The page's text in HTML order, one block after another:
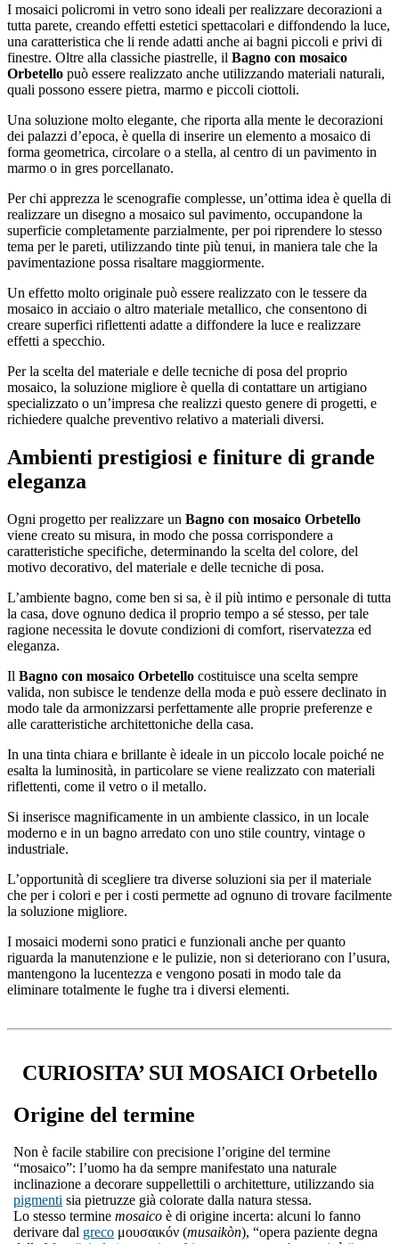
I mosaici policromi in vetro sono ideali per realizzare decorazioni a
tutta parete, creando effetti estetici spettacolari e diffondendo la luce,
una caratteristica che li rende adatti anche ai bagni piccoli e privi di
finestre. Oltre alla classiche piastrelle, il Bagno con mosaico
Orbetello può essere realizzato anche utilizzando materiali naturali,
quali possono essere pietra, marmo e piccoli ciottoli.
Una soluzione molto elegante, che riporta alla mente le decorazioni
dei palazzi d’epoca, è quella di inserire un elemento a mosaico di
forma geometrica, circolare o a stella, al centro di un pavimento in
marmo o in gres porcellanato.
Per chi apprezza le scenografie complesse, un’ottima idea è quella di
realizzare un disegno a mosaico sul pavimento, occupandone la
superficie completamente parzialmente, per poi riprendere lo stesso
tema per le pareti, utilizzando tinte più tenui, in maniera tale che la
pavimentazione possa risaltare maggiormente.
Un effetto molto originale può essere realizzato con le tessere da
mosaico in acciaio o altro materiale metallico, che consentono di
creare superfici riflettenti adatte a diffondere la luce e realizzare
effetti a specchio.
Per la scelta del materiale e delle tecniche di posa del proprio
mosaico, la soluzione migliore è quella di contattare un artigiano
specializzato o un’impresa che realizzi questo genere di progetti, e
richiedere qualche preventivo relativo a materiali diversi.
Ambienti prestigiosi e finiture di grande
eleganza
Ogni progetto per realizzare un Bagno con mosaico Orbetello
viene creato su misura, in modo che possa corrispondere a
caratteristiche specifiche, determinando la scelta del colore, del
motivo decorativo, del materiale e delle tecniche di posa.
L’ambiente bagno, come ben si sa, è il più intimo e personale di tutta
la casa, dove ognuno dedica il proprio tempo a sé stesso, per tale
ragione necessita le dovute condizioni di comfort, riservatezza ed
eleganza.
Il Bagno con mosaico Orbetello costituisce una scelta sempre
valida, non subisce le tendenze della moda e può essere declinato in
modo tale da armonizzarsi perfettamente alle proprie preferenze e
alle caratteristiche architettoniche della casa.
In una tinta chiara e brillante è ideale in un piccolo locale poiché ne
esalta la luminosità, in particolare se viene realizzato con materiali
riflettenti, come il vetro o il metallo.
Si inserisce magnificamente in un ambiente classico, in un locale
moderno e in un bagno arredato con uno stile country, vintage o
industriale.
L’opportunità di scegliere tra diverse soluzioni sia per il materiale
che per i colori e per i costi permette ad ognuno di trovare facilmente
la soluzione migliore.
I mosaici moderni sono pratici e funzionali anche per quanto
riguarda la manutenzione e le pulizie, non si deteriorano con l’usura,
mantengono la lucentezza e vengono posati in modo tale da
eliminare totalmente le fughe tra i diversi elementi.
CURIOSITA’ SUI MOSAICI Orbetello
Origine del termine
Non è facile stabilire con precisione l’origine del termine
“mosaico”: l’uomo ha da sempre manifestato una naturale
inclinazione a decorare suppellettili o architetture, utilizzando sia
pigmenti sia pietruzze già colorate dalla natura stessa.
Lo stesso termine mosaico è di origine incerta: alcuni lo fanno
derivare dal greco μουσαικόν (musaikòn), “opera paziente degna